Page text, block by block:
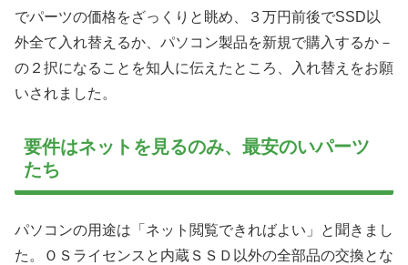
でパーツの価格をざっくりと眺め、３万円前後でSSD以
外全て入れ替えるか、パソコン製品を新規で購入するか－
の２択になることを知人に伝えたところ、入れ替えをお願
いされました。
要件はネットを見るのみ、最安のいパーツ
たち
パソコンの用途は「ネット閲覧できればよい」と聞きまし
た。ＯＳライセンスと内蔵ＳＳＤ以外の全部品の交換とな